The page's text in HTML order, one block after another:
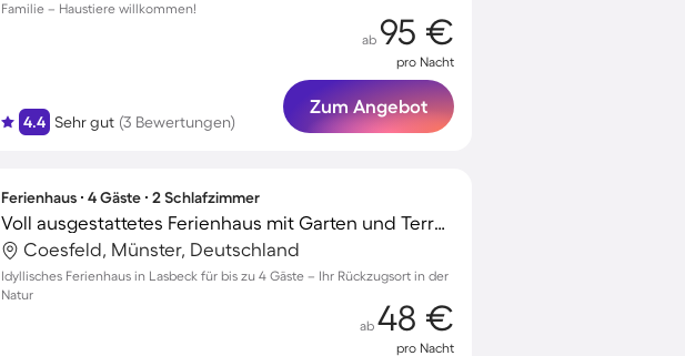
Familie – Haustiere willkommen!
4.4 Sehr gut (3 Bewertungen)
ab 95 €
pro Nacht
Zum Angebot
Ferienhaus ∙ 4 Gäste ∙ 2 Schlafzimmer
Voll ausgestattetes Ferienhaus mit Garten und Terrasse | Haustiere sind willkommen
Coesfeld, Münster, Deutschland
Idyllisches Ferienhaus in Lasbeck für bis zu 4 Gäste – Ihr Rückzugsort in der
Natur
ab 48 €
pro Nacht